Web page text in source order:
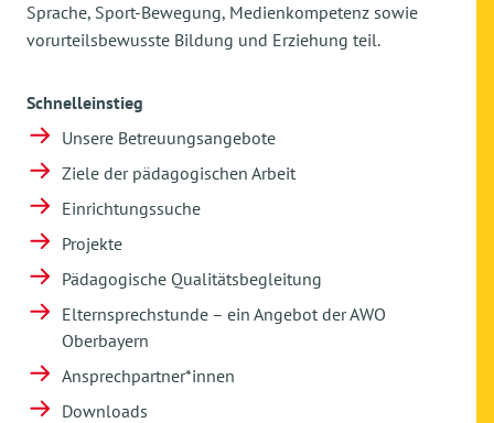
Sprache, Sport-Bewegung, Medienkompetenz sowie
vorurteilsbewusste Bildung und Erziehung teil.
Schnelleinstieg
Unsere Betreuungsangebote
Ziele der pädagogischen Arbeit
Einrichtungssuche
Projekte
Pädagogische Qualitätsbegleitung
Elternsprechstunde – ein Angebot der AWO
Oberbayern
Ansprechpartner*innen
Downloads